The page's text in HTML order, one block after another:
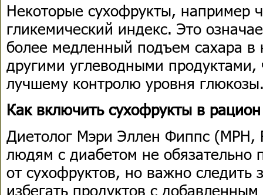
Некоторые сухофрукты, например
гликемический индекс. Это
более медленный подъем сахара в
другими углеводными продуктами,
лучшему контролю уровня
Как включить сухофрукты в
Диетолог Мэри Эллен Фиппс (MPH,
людям с диабетом не обязательно
от сухофруктов, но важно следить
избегать продуктов с